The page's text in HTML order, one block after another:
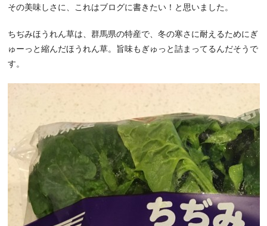
その美味しさに、これはブログに書きたい！と思いました。
ちぢみほうれん草は、群馬県の特産で、冬の寒さに耐えるためにぎ
ゅーっと縮んだほうれん草。旨味もぎゅっと詰まってるんだそうで
す。